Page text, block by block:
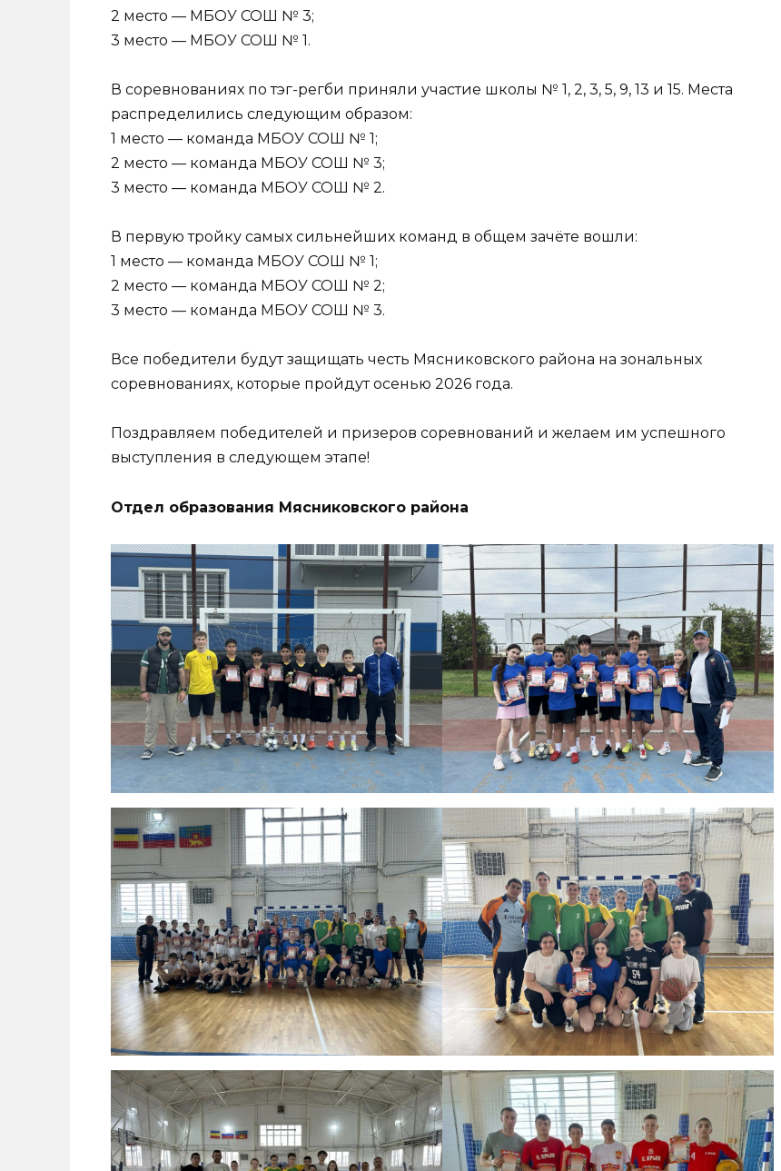
2 место — МБОУ СОШ № 3;
3 место — МБОУ СОШ № 1.
В соревнованиях по тэг-регби приняли участие школы № 1, 2, 3, 5, 9, 13 и 15. Места
распределились следующим образом:
1 место — команда МБОУ СОШ № 1;
2 место — команда МБОУ СОШ № 3;
3 место — команда МБОУ СОШ № 2.
В первую тройку самых сильнейших команд в общем зачёте вошли:
1 место — команда МБОУ СОШ № 1;
2 место — команда МБОУ СОШ № 2;
3 место — команда МБОУ СОШ № 3.
Все победители будут защищать честь Мясниковского района на зональных
соревнованиях, которые пройдут осенью 2026 года.
Поздравляем победителей и призеров соревнований и желаем им успешного
выступления в следующем этапе!
Отдел образования Мясниковского района